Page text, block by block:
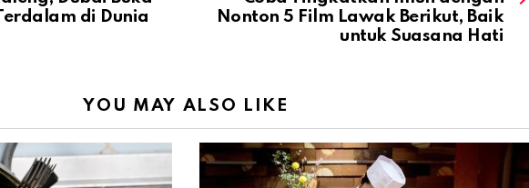
di Dunia
Nonton 5 Film Lawak Berikut, Baik
untuk Suasana Hati
YOU MAY ALSO LIKE